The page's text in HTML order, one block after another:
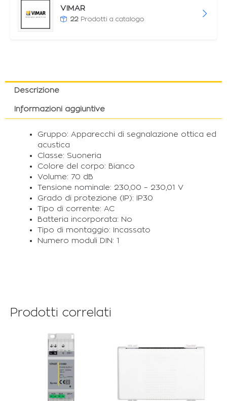
VIMAR
22 Prodotti a catalogo
Descrizione
Informazioni aggiuntive
Gruppo: Apparecchi di segnalazione ottica ed
acustica
Classe: Suoneria
Colore del corpo: Bianco
Volume: 70 dB
Tensione nominale: 230,00 – 230,01 V
Grado di protezione (IP): IP30
Tipo di corrente: AC
Batteria incorporata: No
Tipo di montaggio: Incassato
Numero moduli DIN: 1
Prodotti correlati